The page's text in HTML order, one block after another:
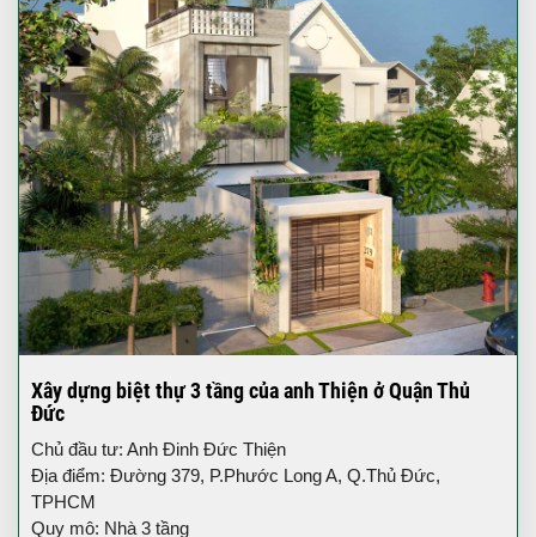
Xây dựng biệt thự 3 tầng của anh Thiện ở Quận Thủ
Đức
Chủ đầu tư: Anh Đinh Đức Thiện
Địa điểm: Đường 379, P.Phước Long A, Q.Thủ Đức,
TPHCM
Quy mô: Nhà 3 tầng